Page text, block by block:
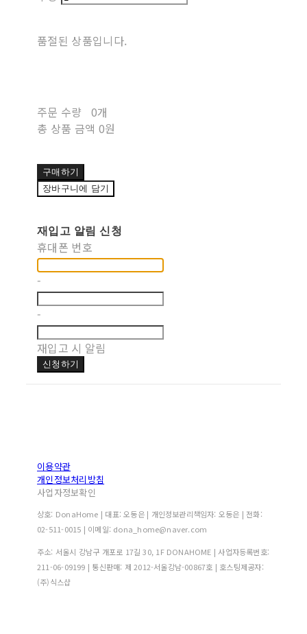
품절된 상품입니다.
주문 수량
0개
총 상품 금액 0원
구매하기
장바구니에 담기
재입고 알림 신청
휴대폰 번호
-
-
재입고 시 알림
신청하기
이용약관
개인정보처리방침
사업자정보확인
상호: DonaHome | 대표: 오동은 | 개인정보관리책임자: 오동은 | 전화:
02-511-0015 | 이메일: dona_home@naver.com
주소: 서울시 강남구 개포로 17길 30, 1F DONAHOME | 사업자등록번호:
211-06-09199 | 통신판매: 제 2012-서울강남-00867호 | 호스팅제공자:
(주)식스샵